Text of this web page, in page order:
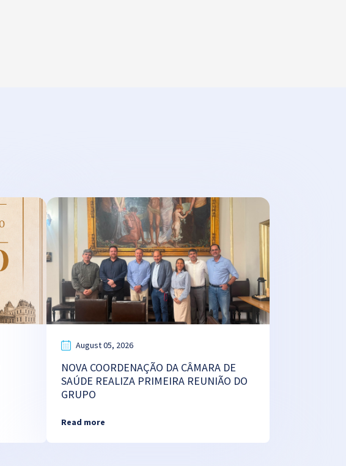
August 05, 2026
NOVA COORDENAÇÃO DA CÂMARA DE
SAÚDE REALIZA PRIMEIRA REUNIÃO DO
GRUPO
Read more